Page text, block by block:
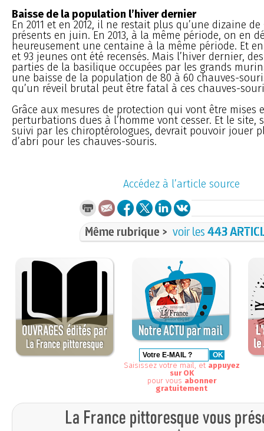
Baisse de la population l’hiver dernier
En 2011 et en 2012, il ne restait plus qu’une dizaine
présents en juin. En 2013, à la même période, on en
heureusement une centaine à la même période. Et en
et 93 jeunes ont été recensés. Mais l’hiver dernier,
parties de la basilique occupées par les grands
une baisse de la population de 80 à 60 chauves-
qu’un réveil brutal peut être fatal à ces chauves-
Grâce aux mesures de protection qui vont être mises
perturbations dues à l’homme vont cesser. Et le site,
suivi par les chiroptérologues, devrait pouvoir jouer
d’abri pour les chauves-souris.
Accédez à l’article source
Même rubrique > voir les443
Saisissez votre mail, et appuyez
sur OK
pour vous abonner
gratuitement